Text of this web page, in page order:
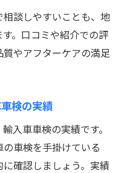
談しやすいことも、地
。口コミや紹介での評
やアフターケアの満足
検の実績
入車車検の実績です。
車検を手掛けている
確認しましょう。実績